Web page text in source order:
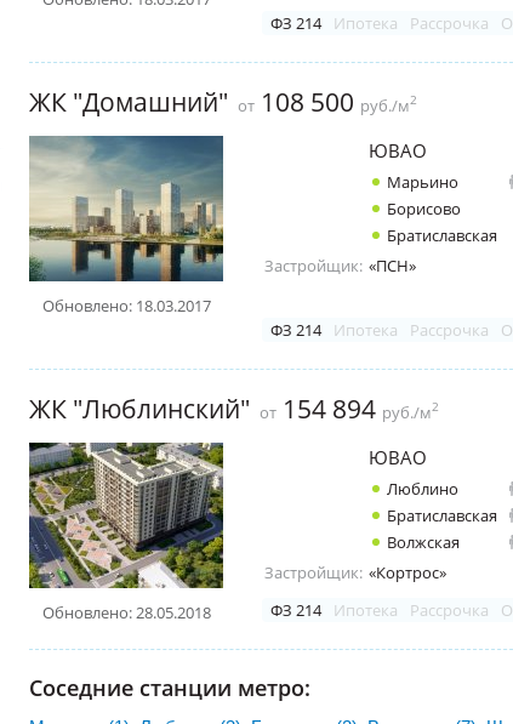
ФЗ 214 Ипотека Рассрочка
ЖК "Домашний" от 108 500 руб./м2
Обновлено: 18.03.2017
ЮВАО
Марьино
Борисово
Братиславская
Застройщик: «ПСН»
ФЗ 214 Ипотека Рассрочка
ЖК "Люблинский" от 154 894 руб./м2
Обновлено: 28.05.2018
ЮВАО
Люблино
Братиславская
Волжская
Застройщик: «Кортрос»
ФЗ 214
Ипотека Рассрочка
Соседние станции метро: